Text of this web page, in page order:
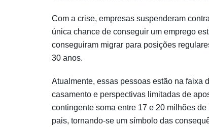
Com a crise, empresas suspenderam
única chance de conseguir um emprego
conseguiram migrar para posições
30 anos.
Atualmente, essas pessoas estão na faixa
casamento e perspectivas limitadas de
contingente soma entre 17 e 20 milhões
pais, tornando-se um símbolo das